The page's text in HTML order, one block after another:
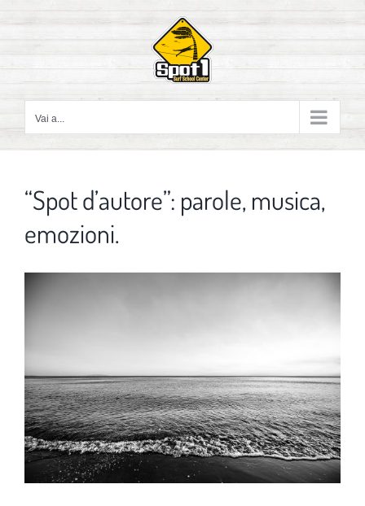
contenuto
Vai a...
“Spot d’autore”: parole, musica,
emozioni.